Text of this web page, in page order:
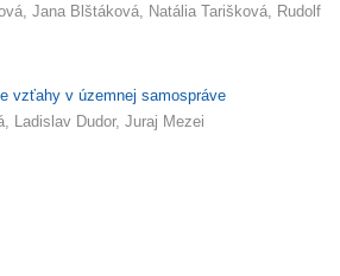
Jana Blštáková, Natália Tarišková, Rudolf
vzťahy v územnej samospráve
Ladislav Dudor, Juraj Mezei